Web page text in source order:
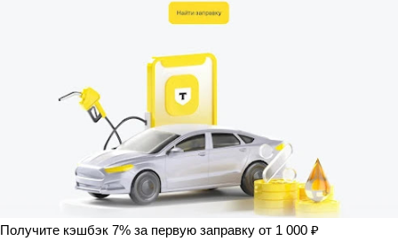
Получите кэшбэк 7% за первую заправку от 1 000 ₽